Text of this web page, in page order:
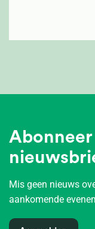
Abonneer
Mis geen nieuws
aankomende